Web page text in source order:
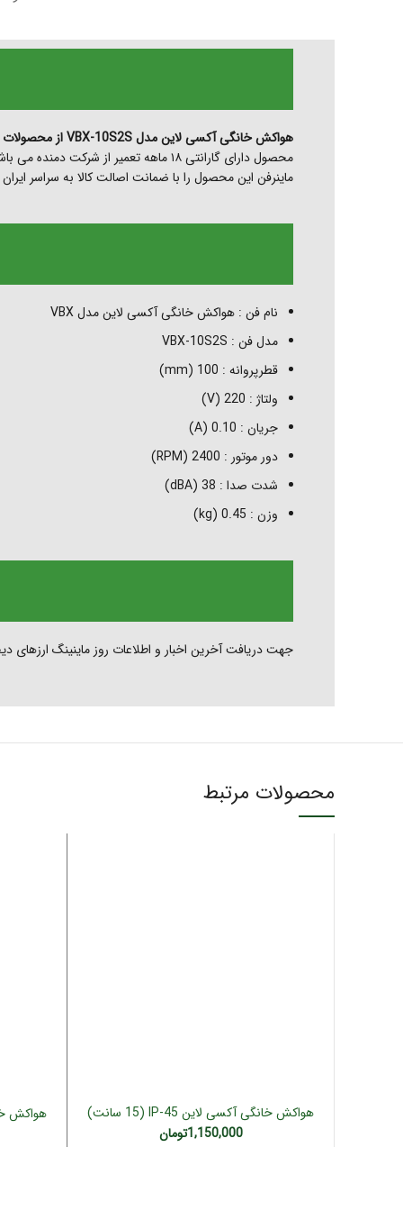
هواکش خانگی آکسی لاین مدل VBX-10S2S از محصولات شرکت دمنده
محصول دارای گارانتی ۱۸ ماهه تعمیر از شرکت دمنده می باشد .
ماینرفن این محصول را با ضمانت اصالت کالا به سراسر
نام فن : هواکش خانگی آکسی لاین مدل VBX
مدل فن : VBX-10S2S
قطرپروانه : 100 (mm)
ولتاژ : 220 (V)
جریان : 0.10 (A)
دور موتور : 2400 (RPM)
شدت صدا : 38 (dBA)
وزن : 0.45 (kg)
جهت دریافت آخرین اخبار و اطلاعات روز ماینینگ ارزهای
محصولات مرتبط
افزودن به سبد خرید
هواکش خانگی آکسی لاین IP-45 (15 سانت)
1,150,000تومان